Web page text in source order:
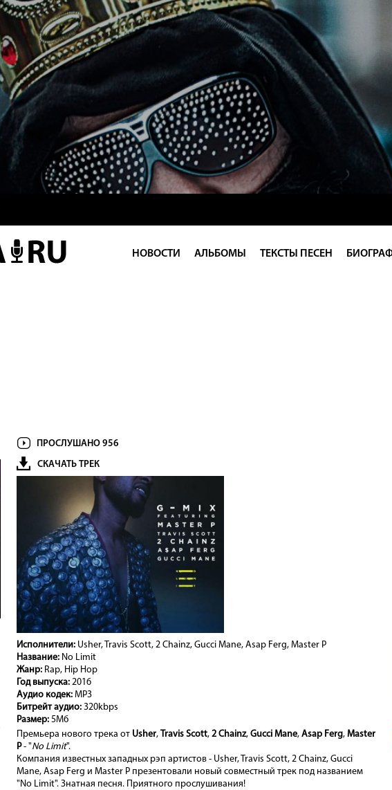
НОВОСТИ АЛЬБОМЫ ТЕКСТЫ ПЕСЕН
ПРОСЛУШАНО 956
СКАЧАТЬ ТРЕК
Исполнители:Usher, Travis Scott, 2 Chainz, Gucci Mane, Asap Ferg, Master P
Название:No Limit
Жанр:Rap, Hip Hop
Год выпуска:2016
Аудио кодек:MP3
Битрейт аудио:320kbps
Размер:5Мб
Премьера нового трека от Usher, Travis Scott, 2 Chainz, Gucci Mane, Asap Ferg, Master
P- "No Limit".
Компания известных западных рэп артистов - Usher, Travis Scott, 2 Chainz, Gucci
Mane, Asap Ferg и Master P презентовали новый совместный трек под названием
"No Limit". Знатная песня. Приятного прослушивания!